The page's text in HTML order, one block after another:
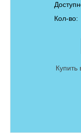
Кол-во:
Купить